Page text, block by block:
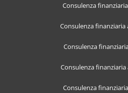
Consulenza
Consulenza finanziaria
Consulenza
Consulenza finanziaria
Consulenza